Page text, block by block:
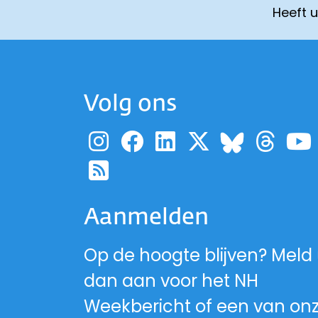
Heeft
Volg ons
Ga naar de
Ga naar de
Ga naar de
Ga naar
Ga
Ga naar de RSS-
Aanmelden
Op de hoogte blijven? Meld
dan aan voor het NH
Weekbericht of een van